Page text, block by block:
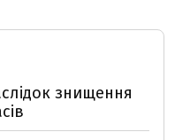
знищення